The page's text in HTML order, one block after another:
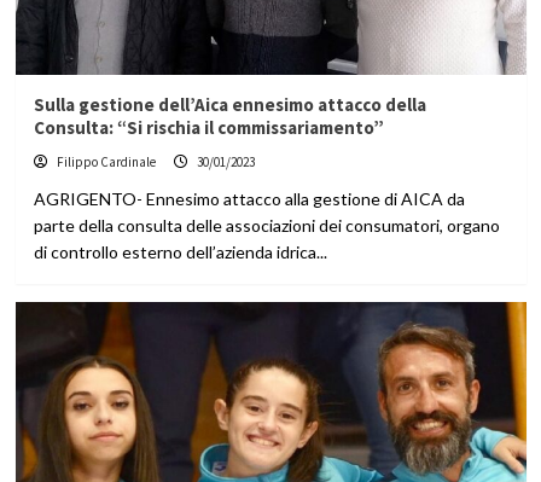
Sulla gestione dell’Aica ennesimo attacco della
Consulta: “Si rischia il commissariamento”
Filippo Cardinale 30/01/2023
AGRIGENTO- Ennesimo attacco alla gestione di AICA da
parte della consulta delle associazioni dei consumatori, organo
di controllo esterno dell’azienda idrica...